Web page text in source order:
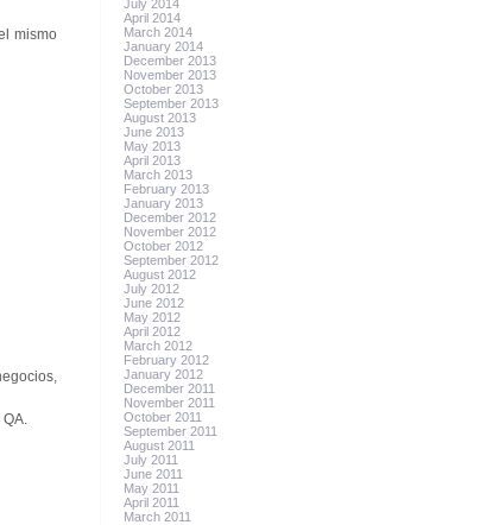
mismo
July 2014
April 2014
March 2014
January 2014
December 2013
November 2013
October 2013
September 2013
August 2013
June 2013
May 2013
April 2013
March 2013
February 2013
January 2013
December 2012
November 2012
October 2012
September 2012
August 2012
July 2012
June 2012
May 2012
April 2012
March 2012
February 2012
January 2012
December 2011
November 2011
October 2011
September 2011
August 2011
July 2011
June 2011
May 2011
April 2011
March 2011